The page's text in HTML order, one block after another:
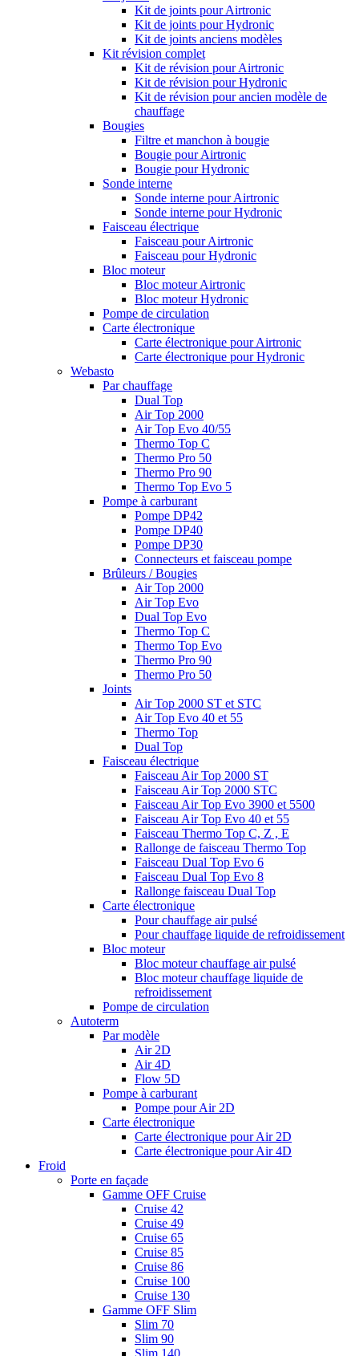
Kit de joints pour Airtronic
Kit de joints pour Hydronic
Kit de joints anciens modèles
Kit révision complet
Kit de révision pour Airtronic
Kit de révision pour Hydronic
Kit de révision pour ancien modèle de
chauffage
Bougies
Filtre et manchon à bougie
Bougie pour Airtronic
Bougie pour Hydronic
Sonde interne
Sonde interne pour Airtronic
Sonde interne pour Hydronic
Faisceau électrique
Faisceau pour Airtronic
Faisceau pour Hydronic
Bloc moteur
Bloc moteur Airtronic
Bloc moteur Hydronic
Pompe de circulation
Carte électronique
Carte électronique pour Airtronic
Carte électronique pour Hydronic
Webasto
Par chauffage
Dual Top
Air Top 2000
Air Top Evo 40/55
Thermo Top C
Thermo Pro 50
Thermo Pro 90
Thermo Top Evo 5
Pompe à carburant
Pompe DP42
Pompe DP40
Pompe DP30
Connecteurs et faisceau pompe
Brûleurs / Bougies
Air Top 2000
Air Top Evo
Dual Top Evo
Thermo Top C
Thermo Top Evo
Thermo Pro 90
Thermo Pro 50
Joints
Air Top 2000 ST et STC
Air Top Evo 40 et 55
Thermo Top
Dual Top
Faisceau électrique
Faisceau Air Top 2000 ST
Faisceau Air Top 2000 STC
Faisceau Air Top Evo 3900 et 5500
Faisceau Air Top Evo 40 et 55
Faisceau Thermo Top C, Z , E
Rallonge de faisceau Thermo Top
Faisceau Dual Top Evo 6
Faisceau Dual Top Evo 8
Rallonge faisceau Dual Top
Carte électronique
Pour chauffage air pulsé
Pour chauffage liquide de refroidissement
Bloc moteur
Bloc moteur chauffage air pulsé
Bloc moteur chauffage liquide de
refroidissement
Pompe de circulation
Autoterm
Par modèle
Air 2D
Air 4D
Flow 5D
Pompe à carburant
Pompe pour Air 2D
Carte électronique
Carte électronique pour Air 2D
Carte électronique pour Air 4D
Froid
Porte en façade
Gamme OFF Cruise
Cruise 42
Cruise 49
Cruise 65
Cruise 85
Cruise 86
Cruise 100
Cruise 130
Gamme OFF Slim
Slim 70
Slim 90
Slim 140